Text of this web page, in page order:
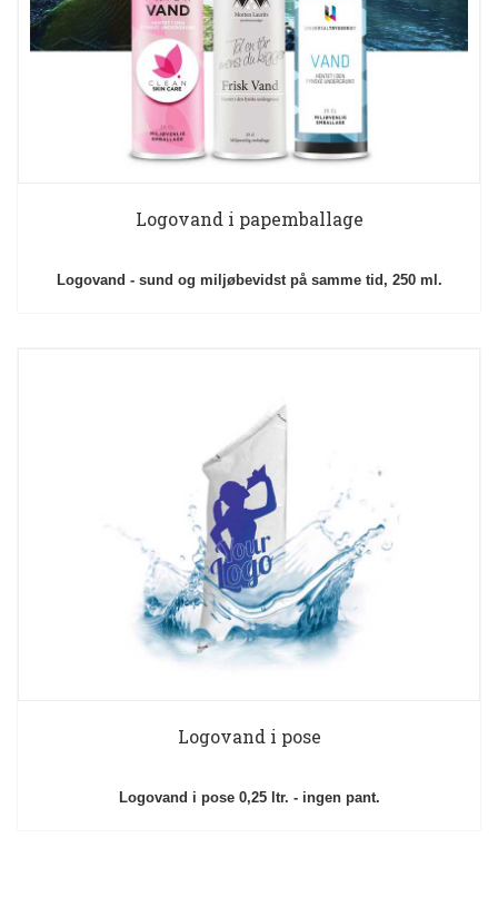
Logovand i papemballage
Logovand - sund og miljøbevidst på samme tid, 250 ml.
Logovand i pose
Logovand i pose 0,25 ltr. - ingen pant.